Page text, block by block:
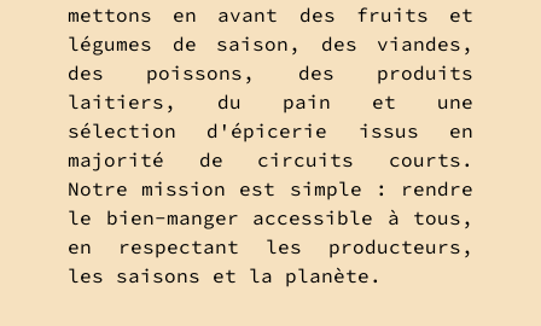
mettons en avant des fruits et
légumes de saison, des viandes,
des poissons, des produits
laitiers, du pain et une
sélection d'épicerie issus en
majorité de circuits courts.
Notre mission est simple : rendre
le bien-manger accessible à tous,
en respectant les producteurs,
les saisons et la planète.